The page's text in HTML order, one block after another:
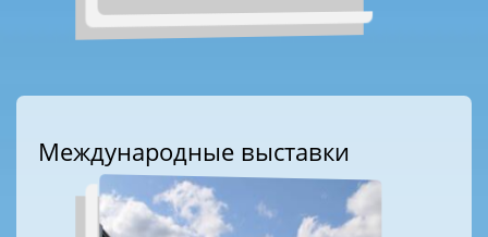
Международные выставки